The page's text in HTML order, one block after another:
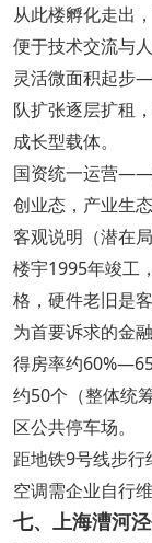
从此楼孵化走出
便于技术交流与人
灵活微面积起步
队扩张逐层扩租
成长型载体。
国资统一运营——
创业态，产业生态
客观说明（潜在
楼宇1995年竣工
格，硬件老旧是
为首要诉求的金
得房率约
约50个（整体统
区公共停车场。
距地铁9号线步
空调需企业自行
七、上海漕河